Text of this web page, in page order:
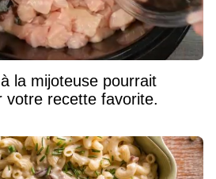
la mijoteuse pourrait
votre recette favorite.